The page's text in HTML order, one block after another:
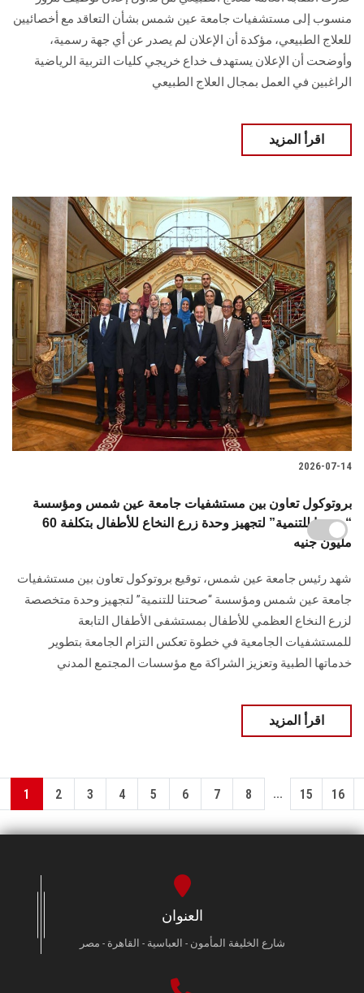
منسوب إلى مستشفيات جامعة عين شمس بشأن التعاقد مع أخصائيين
للعلاج الطبيعي، مؤكدة أن الإعلان لم يصدر عن أي جهة رسمية،
وأوضحت أن الإعلان يستهدف خداع خريجي كليات التربية الرياضية
الراغبين في العمل بمجال العلاج الطبيعي
اقرأ المزيد
2026-07-14
بروتوكول تعاون بين مستشفيات جامعة عين شمس ومؤسسة
“صحتنا للتنمية” لتجهيز وحدة زرع النخاع للأطفال بتكلفة 60
مليون جنيه
شهد رئيس جامعة عين شمس، توقيع بروتوكول تعاون بين مستشفيات
جامعة عين شمس ومؤسسة “صحتنا للتنمية” لتجهيز وحدة متخصصة
لزرع النخاع العظمي للأطفال بمستشفى الأطفال التابعة
للمستشفيات الجامعية في خطوة تعكس التزام الجامعة بتطوير
خدماتها الطبية وتعزيز الشراكة مع مؤسسات المجتمع المدني
اقرأ المزيد
1 2 3 4 5 6 7 8 ... 15 16
العنوان
شارع الخليفة المأمون - العباسية - القاهرة - مصر